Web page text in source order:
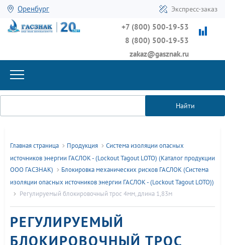
Оренбург Экспресс-заказ
+7 (800) 500-19-53
8 (800) 500-19-53
zakaz@gasznak.ru
Найти
Главная страница Продукция
Система изоляции опасных
источников энергии ГАСЛОК - (Lockout Tagout LOTO) (Каталог продукции
ООО ГАСЗНАК)
Блокировка механических рисков ГАСЛОК (Система
изоляции опасных источников энергии ГАСЛОК - (Lockout Tagout LOTO))
Регулируемый блокировочный трос 4мм, длина 1,83м
РЕГУЛИРУЕМЫЙ
БЛОКИРОВОЧНЫЙ ТРОС